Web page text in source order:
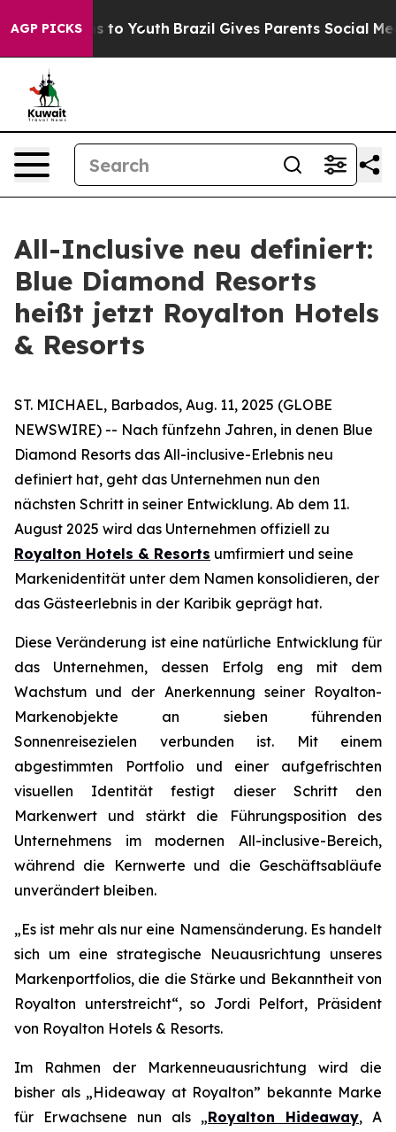
AGP PICKS
Harms to Youth Brazil Gives Parents Social Media
All-Inclusive neu definiert:
Blue Diamond Resorts
heißt jetzt Royalton Hotels
& Resorts
ST. MICHAEL, Barbados, Aug. 11, 2025 (GLOBE
NEWSWIRE) -- Nach fünfzehn Jahren, in denen Blue
Diamond Resorts das All-inclusive-Erlebnis neu
definiert hat, geht das Unternehmen nun den
nächsten Schritt in seiner Entwicklung. Ab dem 11.
August 2025 wird das Unternehmen offiziell zu
Royalton Hotels & Resorts umfirmiert und seine
Markenidentität unter dem Namen konsolidieren, der
das Gästeerlebnis in der Karibik geprägt hat.
Diese Veränderung ist eine natürliche Entwicklung für
das Unternehmen, dessen Erfolg eng mit dem
Wachstum und der Anerkennung seiner Royalton-
Markenobjekte an sieben führenden
Sonnenreisezielen verbunden ist. Mit einem
abgestimmten Portfolio und einer aufgefrischten
visuellen Identität festigt dieser Schritt den
Markenwert und stärkt die Führungsposition des
Unternehmens im modernen All-inclusive-Bereich,
während die Kernwerte und die Geschäftsabläufe
unverändert bleiben.
„Es ist mehr als nur eine Namensänderung. Es handelt
sich um eine strategische Neuausrichtung unseres
Markenportfolios, die die Stärke und Bekanntheit von
Royalton unterstreicht“, so Jordi Pelfort, Präsident
von Royalton Hotels & Resorts.
Im Rahmen der Markenneuausrichtung wird die
bisher als „Hideaway at Royalton” bekannte Marke
für Erwachsene nun als „Royalton Hideaway, A